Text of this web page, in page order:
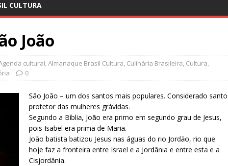
CULTURA
João
cultural,Almanaque Brasil Cultura, Culinária Brasileira, Cultura,
0
São João – um dos santos mais populares. Considerado santo
protetor das mulheres grávidas.
Segundo a Bíblia, João era primo em segundo grau de Jesus,
pois Isabel era prima de Maria.
João batista batizou Jesus nas águas do rio Jordão, rio que
hoje faz a fronteira entre Israel e a Jordânia e entre esta e a
Cisjordânia.